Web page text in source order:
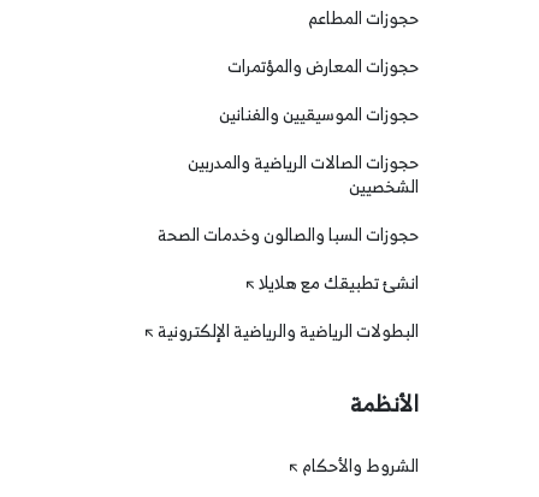
حجوزات المطاعم
حجوزات المعارض والمؤتمرات
حجوزات الموسيقيين والفنانين
حجوزات الصالات الرياضية والمدربين
الشخصيين
حجوزات السبا والصالون وخدمات الصحة
انشئ تطبيقك مع هلايلا
البطولات الرياضية والرياضية الإلكترونية
الأنظمة
الشروط والأحكام